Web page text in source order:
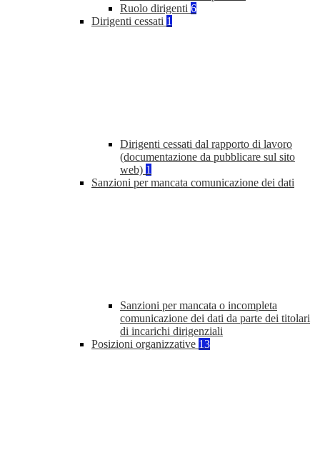
Ruolo dirigenti 6
Dirigenti cessati 1
Dirigenti cessati dal rapporto di lavoro
(documentazione da pubblicare sul sito
web) 1
Sanzioni per mancata comunicazione dei dati
Sanzioni per mancata o incompleta
comunicazione dei dati da parte dei titolari
di incarichi dirigenziali
Posizioni organizzative 13